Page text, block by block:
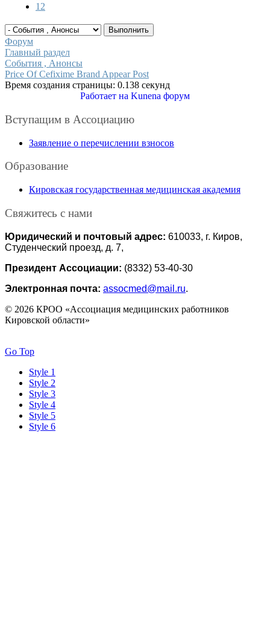
12
Форум
Главный раздел
События , Анонсы
Price Of Cefixime Brand Appear Post
Время создания страницы: 0.138 секунд
Работает на Kunena форум
Вступащим в Ассоциацию
Заявление о перечислении взносов
Образование
Кировская государственная медицинская академия
Свяжитесь с нами
Юридический и почтовый адрес: 610033, г. Киров,
Студенческий проезд, д. 7,
Президент Ассоциации: (8332) 53-40-30
Электронная почта: assocmed@mail.ru.
© 2026 КРОО «Ассоциация медицинских работников
Кировской области»
Go Top
Style 1
Style 2
Style 3
Style 4
Style 5
Style 6